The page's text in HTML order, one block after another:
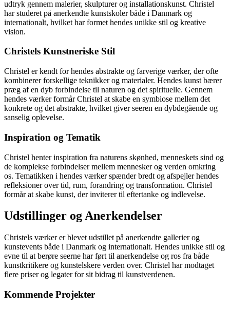
udtryk gennem malerier, skulpturer og installationskunst. Christel
har studeret på anerkendte kunstskoler både i Danmark og
internationalt, hvilket har formet hendes unikke stil og kreative
vision.
Christels Kunstneriske Stil
Christel er kendt for hendes abstrakte og farverige værker, der ofte
kombinerer forskellige teknikker og materialer. Hendes kunst bærer
præg af en dyb forbindelse til naturen og det spirituelle. Gennem
hendes værker formår Christel at skabe en symbiose mellem det
konkrete og det abstrakte, hvilket giver seeren en dybdegående og
sanselig oplevelse.
Inspiration og Tematik
Christel henter inspiration fra naturens skønhed, menneskets sind og
de komplekse forbindelser mellem mennesker og verden omkring
os. Tematikken i hendes værker spænder bredt og afspejler hendes
refleksioner over tid, rum, forandring og transformation. Christel
formår at skabe kunst, der inviterer til eftertanke og indlevelse.
Udstillinger og Anerkendelser
Christels værker er blevet udstillet på anerkendte gallerier og
kunstevents både i Danmark og internationalt. Hendes unikke stil og
evne til at berøre seerne har ført til anerkendelse og ros fra både
kunstkritikere og kunstelskere verden over. Christel har modtaget
flere priser og legater for sit bidrag til kunstverdenen.
Kommende Projekter